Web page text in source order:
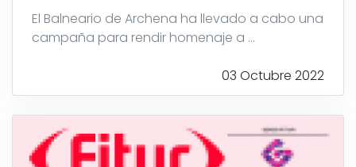
El Balneario de Archena ha llevado a cabo una
campaña para rendir homenaje a ...
03 Octubre 2022